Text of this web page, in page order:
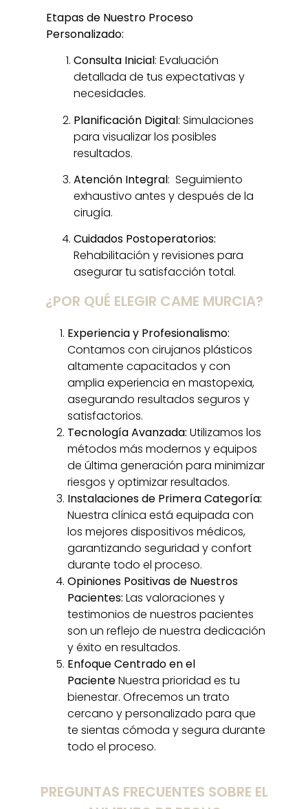
Etapas de Nuestro Proceso
Personalizado:
Consulta Inicial: Evaluación
detallada de tus expectativas y
necesidades.
Planificación Digital: Simulaciones
para visualizar los posibles
resultados.
Atención Integral: Seguimiento
exhaustivo antes y después de la
cirugía.
Cuidados Postoperatorios:
Rehabilitación y revisiones para
asegurar tu satisfacción total.
¿POR QUÉ ELEGIR CAME MURCIA?
Experiencia y Profesionalismo:
Contamos con cirujanos plásticos
altamente capacitados y con
amplia experiencia en mastopexia,
asegurando resultados seguros y
satisfactorios.
Tecnología Avanzada: Utilizamos los
métodos más modernos y equipos
de última generación para minimizar
riesgos y optimizar resultados.
Instalaciones de Primera Categoría:
Nuestra clínica está equipada con
los mejores dispositivos médicos,
garantizando seguridad y confort
durante todo el proceso.
Opiniones Positivas de Nuestros
Pacientes: Las valoraciones y
testimonios de nuestros pacientes
son un reflejo de nuestra dedicación
y éxito en resultados.
Enfoque Centrado en el
PacienteNuestra prioridad es tu
bienestar. Ofrecemos un trato
cercano y personalizado para que
te sientas cómoda y segura durante
todo el proceso.
PREGUNTAS FRECUENTES SOBRE EL